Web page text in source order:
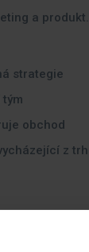
a produkt.
strategie
obchod
z